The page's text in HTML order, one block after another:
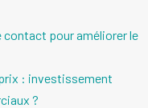
contact pour améliorer le
: investissement
?